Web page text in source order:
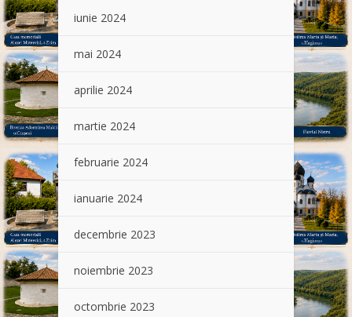
iunie 2024
mai 2024
aprilie 2024
martie 2024
februarie 2024
ianuarie 2024
decembrie 2023
noiembrie 2023
octombrie 2023